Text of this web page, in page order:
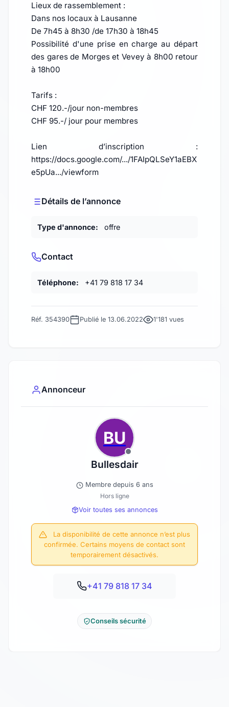
Lieux de rassemblement :
Dans nos locaux à Lausanne
De 7h45 à 8h30 /de 17h30 à 18h45
Possibilité d'une prise en charge au départ
des gares de Morges et Vevey à 8h00 retour
à 18h00
Tarifs :
CHF 120.-/jour non-membres
CHF 95.-/ jour pour membres
Lien d’inscription :
https://docs.google.com/.../1FAIpQLSeY1aEBX
e5pUa.../viewform
Détails de l’annonce
Type d'annonce: offre
Contact
Téléphone: +41 79 818 17 34
Réf. 354390 Publié le 13.06.2022 1'181 vues
Annonceur
BU
Bullesdair
Membre depuis 6 ans
Hors ligne
Voir toutes ses annonces
La disponibilité de cette annonce n’est plus
confirmée. Certains moyens de contact sont
temporairement désactivés.
+41 79 818 17 34
Conseils sécurité